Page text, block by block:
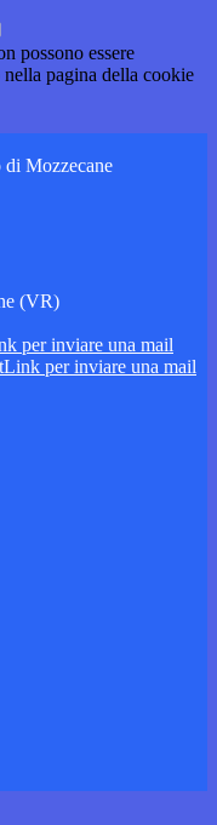
possono essere
pagina della cookie
Mozzecane
(VR)
per inviare una mail
Link per inviare una mail